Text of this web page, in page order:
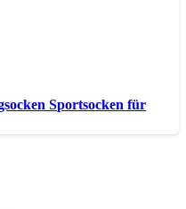
Sportsocken für